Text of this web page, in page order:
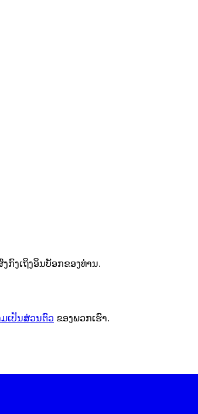
ກົງເຖິງອິນບັອກຂອງທ່ານ.
ເປັນສ່ວນຕົວ ຂອງພວກເຮົາ.